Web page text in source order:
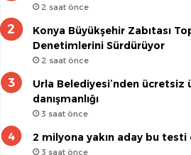
2 saat önce
Konya Büyükşehir Zabıtası
Denetimlerini Sürdürüyor
2 saat önce
Urla Belediyesi’nden
danışmanlığı
3 saat önce
2 milyona yakın aday bu
3 saat önce